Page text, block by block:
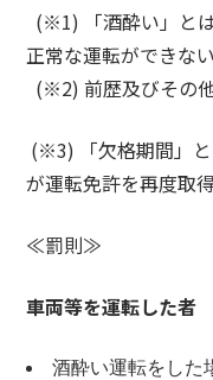
(※1) 「酒酔い」と
正常な運転ができな
(※2) 前歴及びその
(※3) 「欠格期間」
が運転免許を再度取
≪罰則≫
車両等を運転した者
酒酔い運転をした